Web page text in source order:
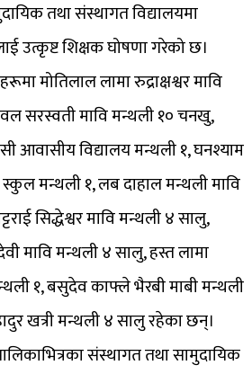
तथा संस्थागत विद्यालयमा
उत्कृष्ट शिक्षक घोषणा गरेको छ।
मोतिलाल लामा रुद्राक्षश्वर मावि
सरस्वती मावि मन्थली १० चनखु,
आवासीय विद्यालय मन्थली १, घनश्याम
मन्थली १, लब दाहाल मन्थली मावि
सिद्धेश्वर मावि मन्थली ४ सालु,
मावि मन्थली ४ सालु, हस्त लामा
१, बसुदेव काफ्ले भैरबी माबी मन्थली
खत्री मन्थली ४ सालु रहेका छन्।
संस्थागत तथा सामुदायिक